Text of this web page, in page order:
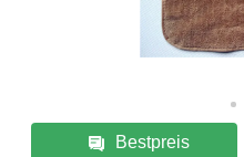
Bestpreis